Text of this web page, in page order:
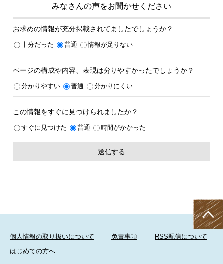
みなさんの声をお聞かせください
お求めの情報が充分掲載されてましたでしょうか？
十分だった 普通 情報が足りない
ページの構成や内容、表現は分りやすかったでしょうか？
分かりやすい 普通 分かりにくい
この情報をすぐに見つけられましたか？
すぐに見つけた 普通 時間がかかった
個人情報の取り扱いについて 免責事項
RSS配信について
はじめての方へ